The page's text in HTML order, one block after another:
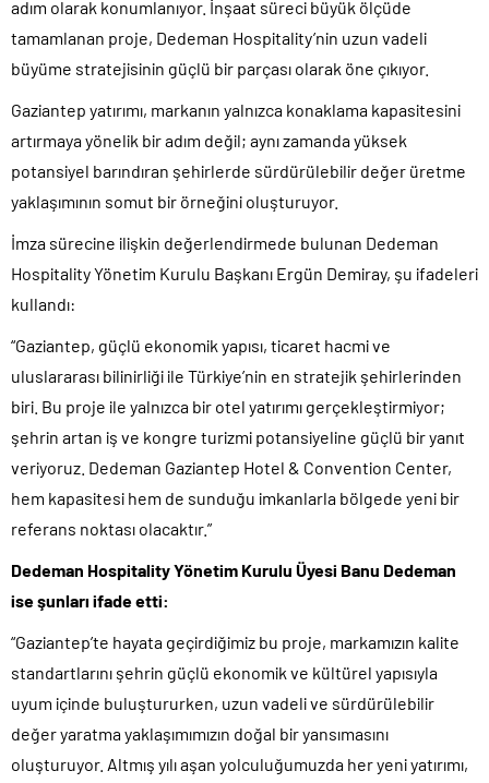
adım olarak konumlanıyor. İnşaat süreci büyük ölçüde
tamamlanan proje, Dedeman Hospitality’nin uzun vadeli
büyüme stratejisinin güçlü bir parçası olarak öne çıkıyor.
Gaziantep yatırımı, markanın yalnızca konaklama kapasitesini
artırmaya yönelik bir adım değil; aynı zamanda yüksek
potansiyel barındıran şehirlerde sürdürülebilir değer üretme
yaklaşımının somut bir örneğini oluşturuyor.
İmza sürecine ilişkin değerlendirmede bulunan Dedeman
Hospitality Yönetim Kurulu Başkanı Ergün Demiray, şu ifadeleri
kullandı:
“Gaziantep, güçlü ekonomik yapısı, ticaret hacmi ve
uluslararası bilinirliği ile Türkiye’nin en stratejik şehirlerinden
biri. Bu proje ile yalnızca bir otel yatırımı gerçekleştirmiyor;
şehrin artan iş ve kongre turizmi potansiyeline güçlü bir yanıt
veriyoruz. Dedeman Gaziantep Hotel & Convention Center,
hem kapasitesi hem de sunduğu imkanlarla bölgede yeni bir
referans noktası olacaktır.”
Dedeman Hospitality Yönetim Kurulu Üyesi Banu Dedeman
ise şunları ifade etti:
“Gaziantep’te hayata geçirdiğimiz bu proje, markamızın kalite
standartlarını şehrin güçlü ekonomik ve kültürel yapısıyla
uyum içinde buluştururken, uzun vadeli ve sürdürülebilir
değer yaratma yaklaşımımızın doğal bir yansımasını
oluşturuyor. Altmış yılı aşan yolculuğumuzda her yeni yatırımı,